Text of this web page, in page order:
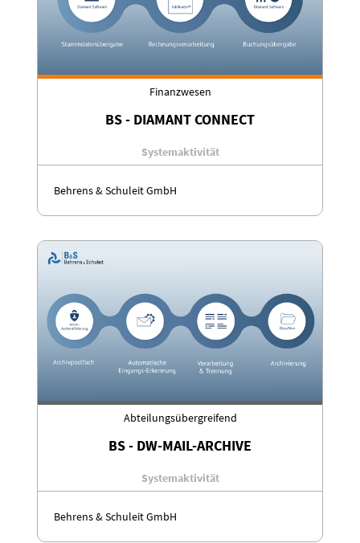
Finanzwesen
BS - DIAMANT CONNECT
Systemaktivität
Behrens & Schuleit GmbH
Abteilungsübergreifend
BS - DW-MAIL-ARCHIVE
Systemaktivität
Behrens & Schuleit GmbH